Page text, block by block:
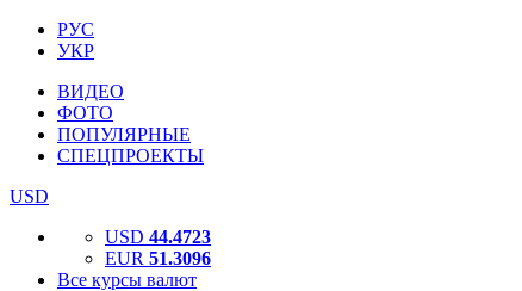
РУС
УКР
ВИДЕО
ФОТО
ПОПУЛЯРНЫЕ
СПЕЦПРОЕКТЫ
USD
USD 44.4723
EUR 51.3096
Все курсы валют